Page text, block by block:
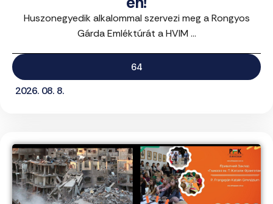
Huszonegyedik alkalommal szervezi meg a Rongyos
Gárda Emléktúrát a HVIM ...
64
2026. 08. 8.